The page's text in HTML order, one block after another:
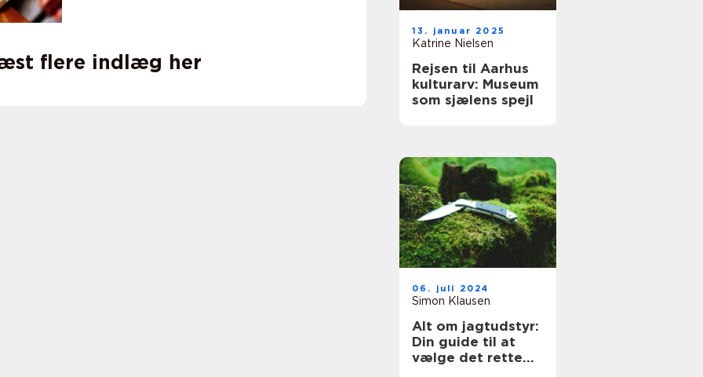
flere indlæg her
13. januar 2025
Katrine Nielsen
Rejsen til Aarhus
kulturarv: Museum
som sjælens spejl
06. juli 2024
Simon Klausen
Alt om jagtudstyr:
Din guide til at
vælge det rette